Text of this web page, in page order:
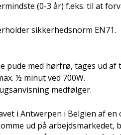
(0-3 år) f.eks. til at
sikkerhedsnorm EN71.
pude med hørfrø, tages ud af
½ minut ved 700W.
medfølger.
i Antwerpen i Belgien af
ud på arbejdsmarkedet,